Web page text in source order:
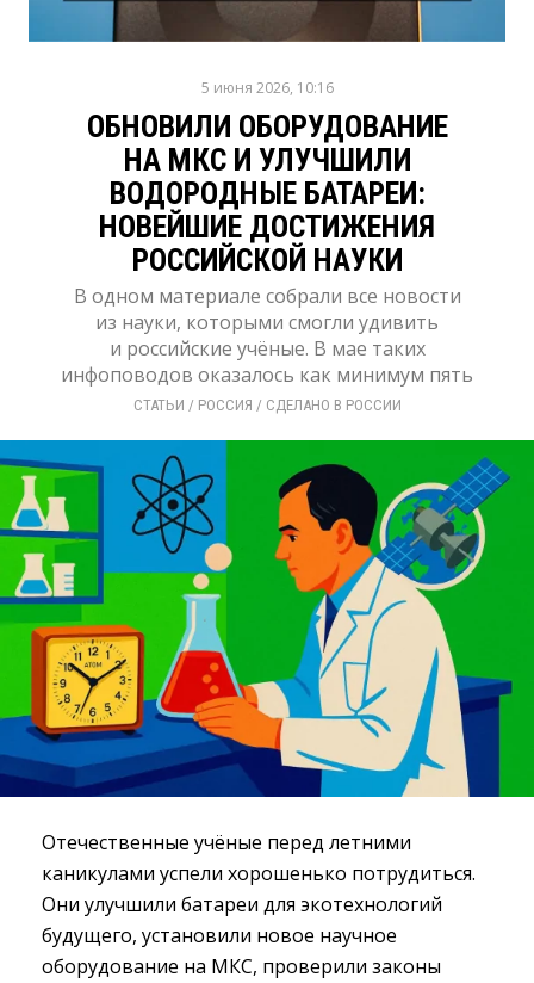
5 июня 2026, 10:16
ОБНОВИЛИ ОБОРУДОВАНИЕ
НА МКС И УЛУЧШИЛИ
ВОДОРОДНЫЕ БАТАРЕИ:
НОВЕЙШИЕ ДОСТИЖЕНИЯ
РОССИЙСКОЙ НАУКИ
В одном материале собрали все новости
из науки, которыми смогли удивить
и российские учёные. В мае таких
инфоповодов оказалось как минимум пять
СТАТЬИ / РОССИЯ / СДЕЛАНО В РОССИИ
Отечественные учёные перед летними
каникулами успели хорошенько потрудиться.
Они улучшили батареи для экотехнологий
будущего, установили новое научное
оборудование на МКС, проверили законы